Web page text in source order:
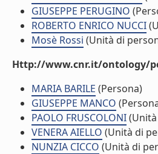
GIUSEPPE PERUGINO
ROBERTO ENRICO NUCCI
Mosè Rossi (Unità di
Http://www.cnr.it/ontology/
MARIA BARILE (Persona)
GIUSEPPE MANCO
PAOLO FRUSCOLONI
VENERA AIELLO (Unità di
NUNZIA CICCO (Unità di